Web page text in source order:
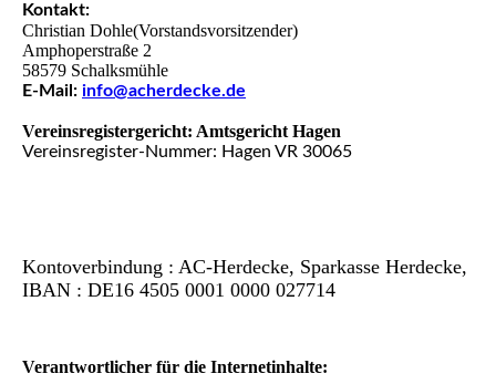
Kontakt:
Christian Dohle(Vorstandsvorsitzender)
Amphoperstraße 2
58579 Schalksmühle
E-Mail: info@acherdecke.de
Vereinsregistergericht: Amtsgericht Hagen
Vereinsregister-Nummer: Hagen VR 30065
Kontoverbindung : AC-Herdecke, Sparkasse Herdecke,
IBAN : DE16 4505 0001 0000 027714
Verantwortlicher für die Internetinhalte: